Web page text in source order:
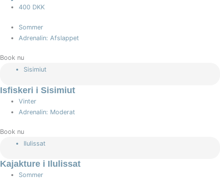
400 DKK
Sommer
Adrenalin: Afslappet
Book nu
Sisimiut
Isfiskeri i Sisimiut
Vinter
Adrenalin: Moderat
Book nu
Ilulissat
Kajakture i Ilulissat
Sommer